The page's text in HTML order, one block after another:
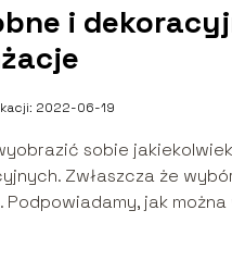
i
2022-06-19
sobie
Zwłaszcza że
Podpowiadamy, jak